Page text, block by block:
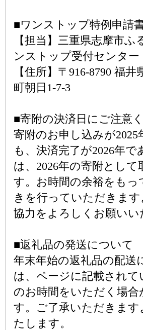
■ワンストップ特例申請
【担当】三重県志摩市ふ
ンストップ受付センター
【住所】〒916-8790 福
町朝日1-7-3
■寄附の決済日にご注意
寄附のお申し込みが2025
も、決済完了が2026年で
は、2026年の寄附として
す。お時間の余裕をもっ
きを行っていただきま
協力をよろしくお願いい
■返礼品の発送について
年末年始の返礼品の配送
は、ページに記載されて
のお時間をいただく場合
す。ご了承いただきます
たします。